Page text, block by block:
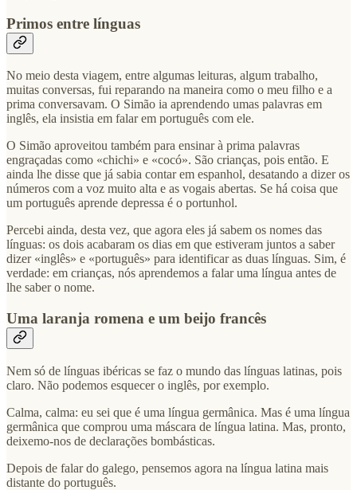
Primos entre línguas
No meio desta viagem, entre algumas leituras, algum trabalho,
muitas conversas, fui reparando na maneira como o meu filho e a
prima conversavam. O Simão ia aprendendo umas palavras em
inglês, ela insistia em falar em português com ele.
O Simão aproveitou também para ensinar à prima palavras
engraçadas como «chichi» e «cocó». São crianças, pois então. E
ainda lhe disse que já sabia contar em espanhol, desatando a dizer os
números com a voz muito alta e as vogais abertas. Se há coisa que
um português aprende depressa é o portunhol.
Percebi ainda, desta vez, que agora eles já sabem os nomes das
línguas: os dois acabaram os dias em que estiveram juntos a saber
dizer «inglês» e «português» para identificar as duas línguas. Sim, é
verdade: em crianças, nós aprendemos a falar uma língua antes de
lhe saber o nome.
Uma laranja romena e um beijo francês
Nem só de línguas ibéricas se faz o mundo das línguas latinas, pois
claro. Não podemos esquecer o inglês, por exemplo.
Calma, calma: eu sei que é uma língua germânica. Mas é uma língua
germânica que comprou uma máscara de língua latina. Mas, pronto,
deixemo-nos de declarações bombásticas.
Depois de falar do galego, pensemos agora na língua latina mais
distante do português.